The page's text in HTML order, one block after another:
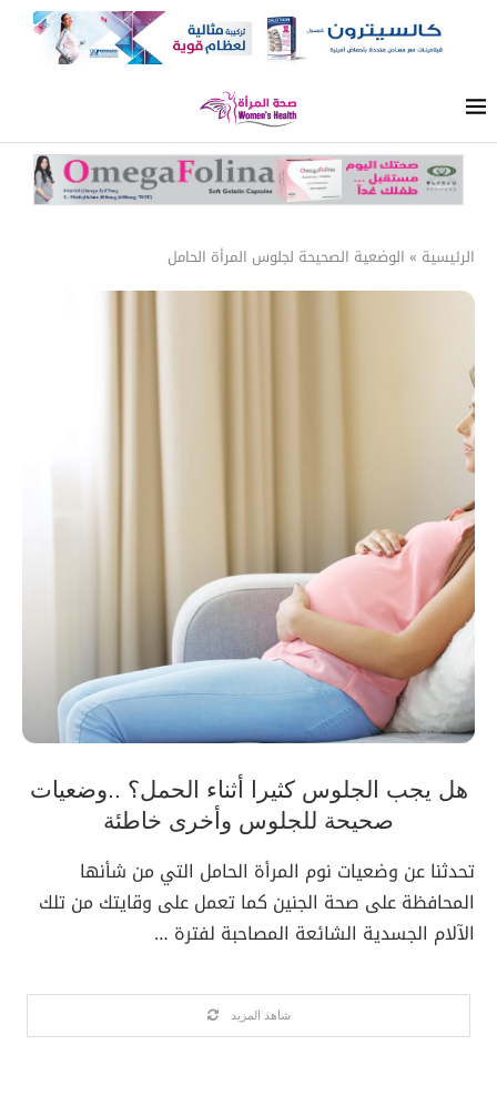
الرئيسية » الوضعية الصحيحة لجلوس المرأة الحامل
هل يجب الجلوس كثيرا أثناء الحمل؟ ..وضعيات
صحيحة للجلوس وأخرى خاطئة
تحدثنا عن وضعيات نوم المرأة الحامل التي من شأنها
المحافظة على صحة الجنين كما تعمل على وقايتك من تلك
الآلام الجسدية الشائعة المصاحبة لفترة …
شاهد المزيد